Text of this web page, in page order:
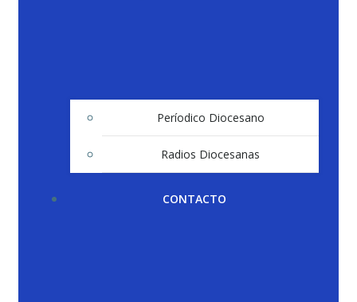
Períodico Diocesano
Radios Diocesanas
CONTACTO